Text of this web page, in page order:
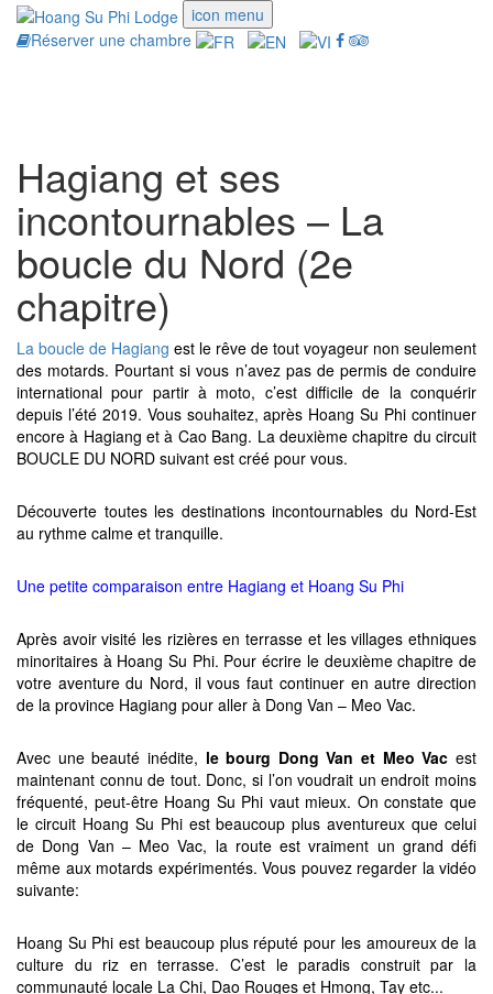
icon menu
Réserver une chambre
Hagiang et ses
incontournables – La
boucle du Nord (2e
chapitre)
La boucle de Hagiang est le rêve de tout voyageur non seulement
des motards. Pourtant si vous n’avez pas de permis de conduire
international pour partir à moto, c’est difficile de la conquérir
depuis l’été 2019. Vous souhaitez, après Hoang Su Phi continuer
encore à Hagiang et à Cao Bang. La deuxième chapitre du circuit
BOUCLE DU NORD suivant est créé pour vous.
Découverte toutes les destinations incontournables du Nord-Est
au rythme calme et tranquille.
Une petite comparaison entre Hagiang et Hoang Su Phi
Après avoir visité les rizières en terrasse et les villages ethniques
minoritaires à Hoang Su Phi. Pour écrire le deuxième chapitre de
votre aventure du Nord, il vous faut continuer en autre direction
de la province Hagiang pour aller à Dong Van – Meo Vac.
Avec une beauté inédite, le bourg Dong Van et Meo Vac est
maintenant connu de tout. Donc, si l’on voudrait un endroit moins
fréquenté, peut-être Hoang Su Phi vaut mieux. On constate que
le circuit Hoang Su Phi est beaucoup plus aventureux que celui
de Dong Van – Meo Vac, la route est vraiment un grand défi
même aux motards expérimentés. Vous pouvez regarder la vidéo
suivante:
Hoang Su Phi est beaucoup plus réputé pour les amoureux de la
culture du riz en terrasse. C’est le paradis construit par la
communauté locale La Chi, Dao Rouges et Hmong, Tay etc...